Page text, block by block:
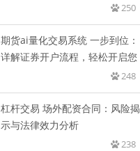
250
期货ai量化交易系统 一步到位：
详解证券开户流程，轻松开启您
248
杠杆交易 场外配资合同：风险揭
示与法律效力分析
238